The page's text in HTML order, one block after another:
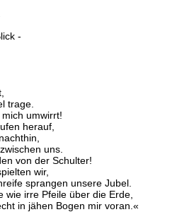
-
trage.
umwirrt!
herauf,
uns.
von der Schulter!
wir,
sprangen unsere Jubel.
wie irre Pfeile über die Erde,
in jähen Bogen mir voran.«